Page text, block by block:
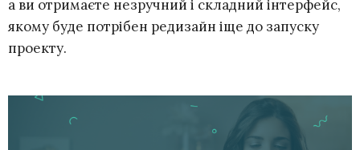
а ви отримаєте незручний і складний інтерфейс,
якому буде потрібен редизайн іще до запуску
проекту.